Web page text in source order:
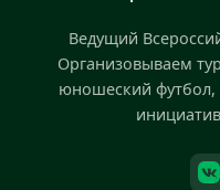
Ведущий
Организовываем
юношеский